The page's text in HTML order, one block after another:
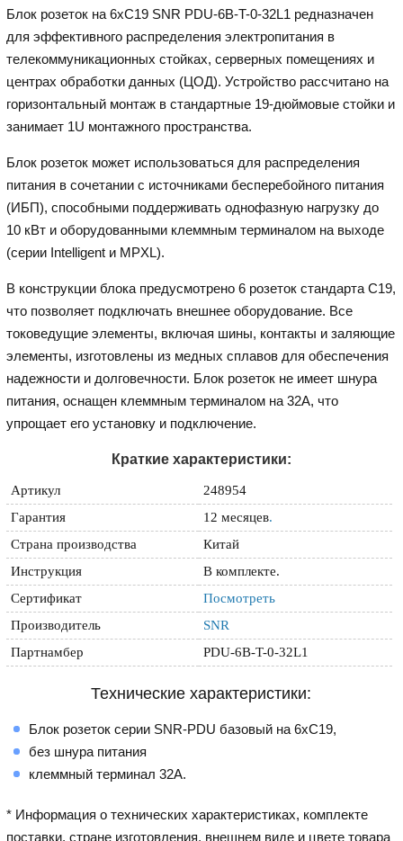
Блок розеток на 6хC19 SNR PDU-6B-T-0-32L1 редназначен
для эффективного распределения электропитания в
телекоммуникационных стойках, серверных помещениях и
центрах обработки данных (ЦОД). Устройство рассчитано на
горизонтальный монтаж в стандартные 19-дюймовые стойки и
занимает 1U монтажного пространства.
Блок розеток может использоваться для распределения
питания в сочетании с источниками бесперебойного питания
(ИБП), способными поддерживать однофазную нагрузку до
10 кВт и оборудованными клеммным терминалом на выходе
(серии Intelligent и MPXL).
В конструкции блока предусмотрено 6 розеток стандарта C19,
что позволяет подключать внешнее оборудование. Все
токоведущие элементы, включая шины, контакты и заляющие
элементы, изготовлены из медных сплавов для обеспечения
надежности и долговечности. Блок розеток не имеет шнура
питания, оснащен клеммным терминалом на 32А, что
упрощает его установку и подключение.
Краткие характеристики:
Артикул
248954
Гарантия
12 месяцев.
Страна производства
Китай
Инструкция
В комплекте.
Сертификат
Посмотреть
Производитель
SNR
Партнамбер
PDU-6B-T-0-32L1
Технические характеристики:
Блок розеток серии SNR-PDU базовый на 6хC19,
без шнура питания
клеммный терминал 32A.
* Информация о технических характеристиках, комплекте
поставки, стране изготовления, внешнем виде и цвете товара